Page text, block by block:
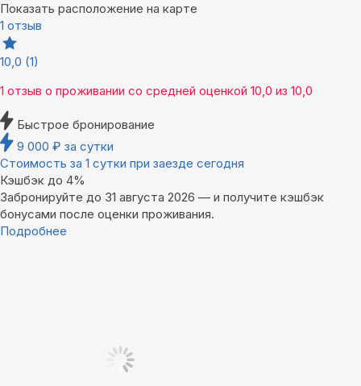
Показать расположение на карте
1 отзыв
10,0 (1)
1 отзыв о проживании со средней оценкой 10,0 из 10,0
Быстрое бронирование
9 000 ₽ за сутки
Стоимость за 1 сутки при заезде сегодня
Кэшбэк до 4%
Забронируйте до 31 августа 2026 — и получите кэшбэк
бонусами после оценки проживания.
Подробнее